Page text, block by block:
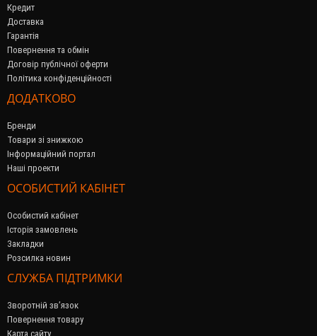
Кредит
Доставка
Гарантія
Повернення та обмін
Договір публічної оферти
Політика конфіденційності
ДОДАТКОВО
Бренди
Товари зі знижкою
Інформаційний портал
Наші проекти
ОСОБИСТИЙ КАБІНЕТ
Особистий кабінет
Історія замовлень
Закладки
Розсилка новин
СЛУЖБА ПІДТРИМКИ
Зворотній зв’язок
Повернення товару
Карта сайту